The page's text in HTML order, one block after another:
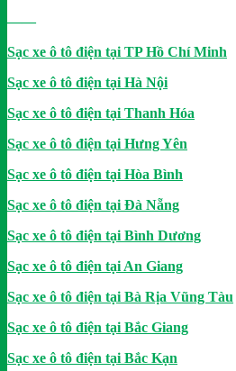
——
Sạc xe ô tô điện tại TP Hồ Chí Minh
Sạc xe ô tô điện tại Hà Nội
Sạc xe ô tô điện tại Thanh Hóa
Sạc xe ô tô điện tại Hưng Yên
Sạc xe ô tô điện tại Hòa Bình
Sạc xe ô tô điện tại Đà Nẵng
Sạc xe ô tô điện tại Bình Dương
Sạc xe ô tô điện tại An Giang
Sạc xe ô tô điện tại Bà Rịa Vũng Tàu
Sạc xe ô tô điện tại Bắc Giang
Sạc xe ô tô điện tại Bắc Kạn